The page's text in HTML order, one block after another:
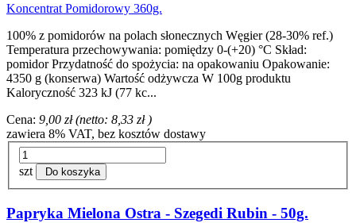
Koncentrat Pomidorowy 360g.
100% z pomidorów na polach słonecznych Węgier (28-30% ref.)
Temperatura przechowywania: pomiędzy 0-(+20) °C Skład:
pomidor Przydatność do spożycia: na opakowaniu Opakowanie:
4350 g (konserwa) Wartość odżywcza W 100g produktu
Kaloryczność 323 kJ (77 kc...
Cena: 9,00 zł (netto: 8,33 zł)
zawiera 8% VAT, bez kosztów dostawy
szt Do koszyka
Papryka Mielona Ostra - Szegedi Rubin - 50g.